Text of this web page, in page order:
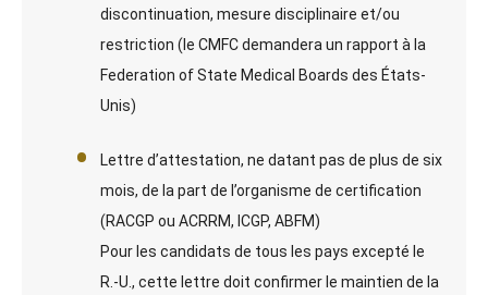
discontinuation, mesure disciplinaire et/ou
restriction (le CMFC demandera un rapport à la
Federation of State Medical Boards des États-
Unis)
Lettre d’attestation, ne datant pas de plus de six
mois, de la part de l’organisme de certification
(RACGP ou ACRRM, ICGP, ABFM)
Pour les candidats de tous les pays excepté le
R.-U., cette lettre doit confirmer le maintien de la